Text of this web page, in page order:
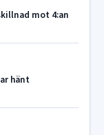
mot 4:an
hänt